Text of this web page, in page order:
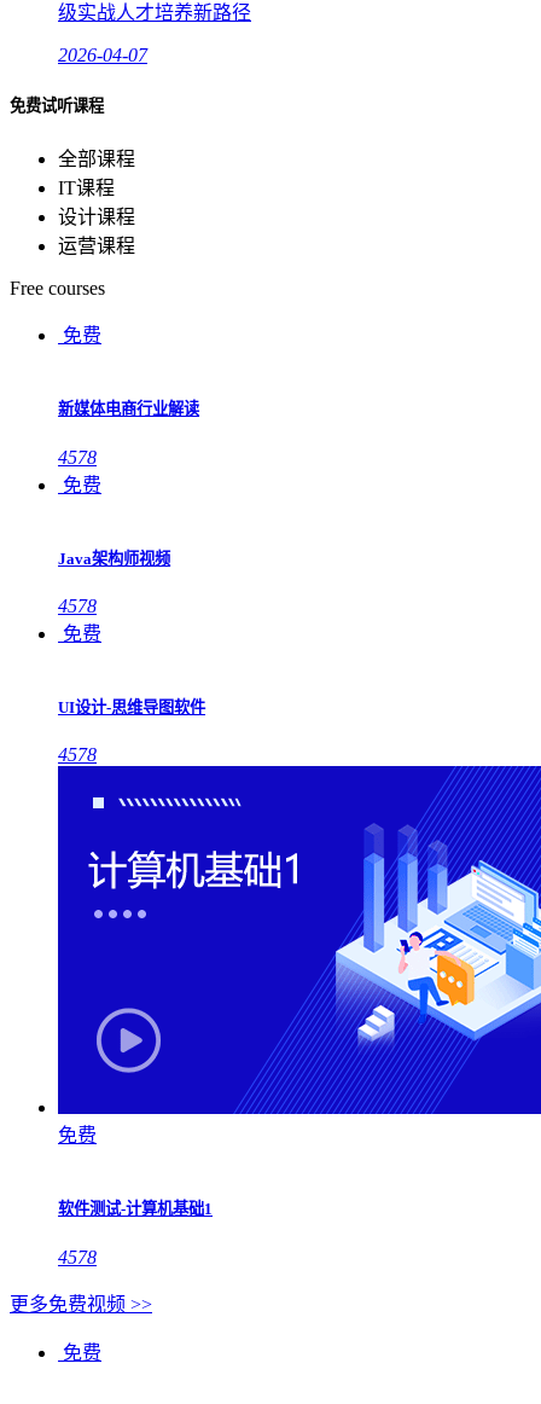
级实战人才培养新路径
2026-04-07
免费试听课程
全部课程
IT课程
设计课程
运营课程
Free courses
免费
新媒体电商行业解读
4578
免费
Java架构师视频
4578
免费
UI设计-思维导图软件
4578
免费
软件测试-计算机基础1
4578
更多免费视频 >>
免费